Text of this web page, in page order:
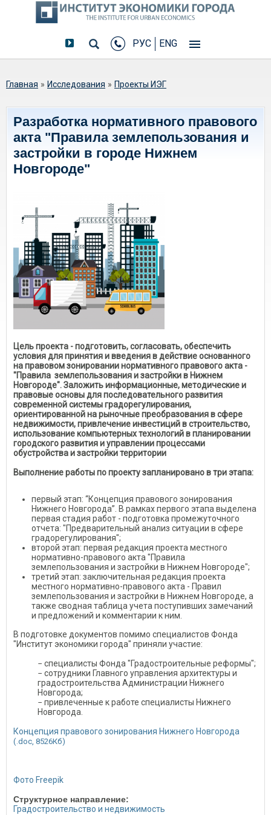
РУС ENG
Вы здесь
Главная » Исследования » Проекты ИЭГ
Разработка нормативного правового
акта "Правила землепользования и
застройки в городе Нижнем
Новгороде"
Цель проекта - подготовить, согласовать, обеспечить
условия для принятия и введения в действие основанного
на правовом зонировании нормативного правового акта -
"Правила землепользования и застройки в Нижнем
Новгороде". Заложить информационные, методические и
правовые основы для последовательного развития
современной системы градорегулирования,
ориентированной на рыночные преобразования в сфере
недвижимости, привлечение инвестиций в строительство,
использование компьютерных технологий в планировании
городского развития и управлении процессами
обустройства и застройки территории
Выполнение работы по проекту запланировано в три этапа:
первый этап: “Концепция правового зонирования
Нижнего Новгорода”. В рамках первого этапа выделена
первая стадия работ - подготовка промежуточного
отчета: "Предварительный анализ ситуации в сфере
градорегулирования";
второй этап: первая редакция проекта местного
нормативно-правового акта "Правила
землепользования и застройки в Нижнем Новгороде";
третий этап: заключительная редакция проекта
местного нормативно-правового акта - Правил
землепользования и застройки в Нижнем Новгороде, а
также сводная таблица учета поступивших замечаний
и предложений и комментарии к ним.
В подготовке документов помимо специалистов Фонда
"Институт экономики города" приняли участие:
− специалисты Фонда "Градостроительные реформы";
− сотрудники Главного управления архитектуры и
градостроительства Администрации Нижнего
Новгорода;
− привлеченные к работе специалисты Нижнего
Новгорода.
Концепция правового зонирования Нижнего Новгорода ​
(.doc, 8526Кб)
Фото Freepik
Структурное направление:
Градостроительство и недвижимость